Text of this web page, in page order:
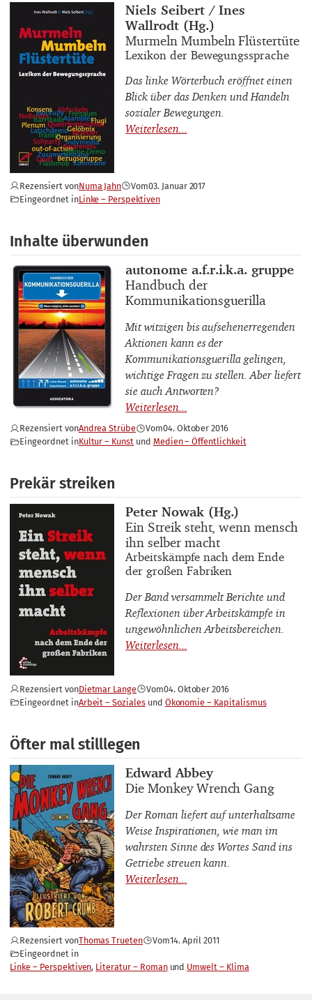
Buchautor_innen
Niels Seibert / Ines
Wallrodt (Hg.)
Buchtitel
Murmeln Mumbeln Flüstertüte
Buchuntertitel
Lexikon der Bewegungssprache
Das linke Wörterbuch eröffnet einen
Blick über das Denken und Handeln
sozialer Bewegungen.
Rezensiert vonNuma Jahn Vom03. Januar 2017
Eingeordnet inLinke – Perspektiven
Inhalte überwunden
Buchautor_innen
autonome a.f.r.i.k.a. gruppe
Buchtitel
Handbuch der
Kommunikationsguerilla
Mit witzigen bis aufsehenerregenden
Aktionen kann es der
Kommunikationsguerilla gelingen,
wichtige Fragen zu stellen. Aber liefert
sie auch Antworten?
Rezensiert vonAndrea Strübe Vom04. Oktober 2016
Eingeordnet inKultur – Kunst Medien – Öffentlichkeit
Prekär streiken
Buchautor_innen
Peter Nowak (Hg.)
Buchtitel
Ein Streik steht, wenn mensch
ihn selber macht
Buchuntertitel
Arbeitskämpfe nach dem Ende
der großen Fabriken
Der Band versammelt Berichte und
Reflexionen über Arbeitskämpfe in
ungewöhnlichen Arbeitsbereichen.
Rezensiert vonDietmar Lange Vom04. Oktober 2016
Eingeordnet inArbeit – Soziales Ökonomie – Kapitalismus
Öfter mal stilllegen
Buchautor_innen
Edward Abbey
Buchtitel
Die Monkey Wrench Gang
Der Roman liefert auf unterhaltsame
Weise Inspirationen, wie man im
wahrsten Sinne des Wortes Sand ins
Getriebe streuen kann.
Rezensiert vonThomas Trueten Vom14. April 2011
Eingeordnet in
Linke – Perspektiven Literatur – Roman Umwelt – Klima